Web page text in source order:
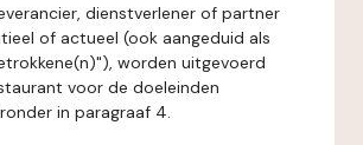
dienstverlener of partner
of actueel (ook aangeduid als
worden uitgevoerd
voor de doeleinden
in paragraaf 4.